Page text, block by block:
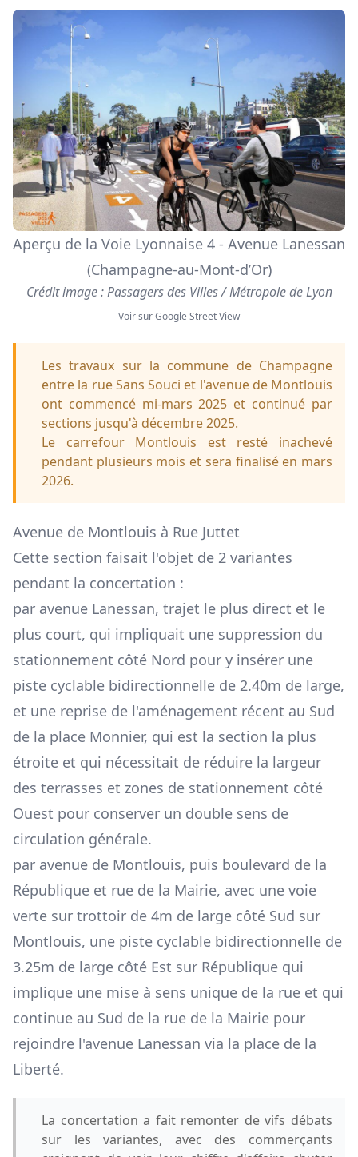
Aperçu de la Voie Lyonnaise 4 - Avenue Lanessan
(Champagne-au-Mont-d’Or)
Crédit image : Passagers des Villes / Métropole de Lyon
Voir sur Google Street View
Les travaux sur la commune de Champagne
entre la rue Sans Souci et l'avenue de Montlouis
ont commencé mi-mars 2025 et continué par
sections jusqu'à décembre 2025.
Le carrefour Montlouis est resté inachevé
pendant plusieurs mois et sera finalisé en mars
2026.
Avenue de Montlouis à Rue Juttet
Cette section faisait l'objet de 2 variantes
pendant la concertation :
par avenue Lanessan, trajet le plus direct et le
plus court, qui impliquait une suppression du
stationnement côté Nord pour y insérer une
piste cyclable bidirectionnelle de 2.40m de large,
et une reprise de l'aménagement récent au Sud
de la place Monnier, qui est la section la plus
étroite et qui nécessitait de réduire la largeur
des terrasses et zones de stationnement côté
Ouest pour conserver un double sens de
circulation générale.
par avenue de Montlouis, puis boulevard de la
République et rue de la Mairie, avec une voie
verte sur trottoir de 4m de large côté Sud sur
Montlouis, une piste cyclable bidirectionnelle de
3.25m de large côté Est sur République qui
implique une mise à sens unique de la rue et qui
continue au Sud de la rue de la Mairie pour
rejoindre l'avenue Lanessan via la place de la
Liberté.
La concertation a fait remonter de vifs débats
sur les variantes, avec des commerçants